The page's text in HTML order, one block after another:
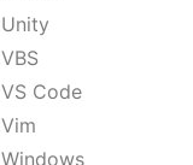
Unity
VBS
VS Code
Vim
Windows